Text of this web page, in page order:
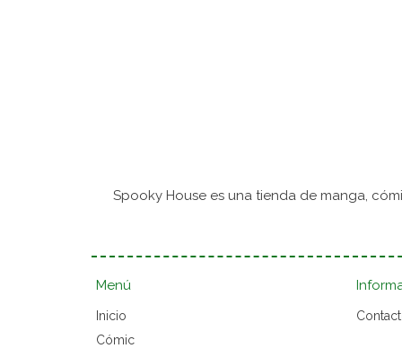
Spooky House es una tienda de manga,
Menú
Inicio
Cómic